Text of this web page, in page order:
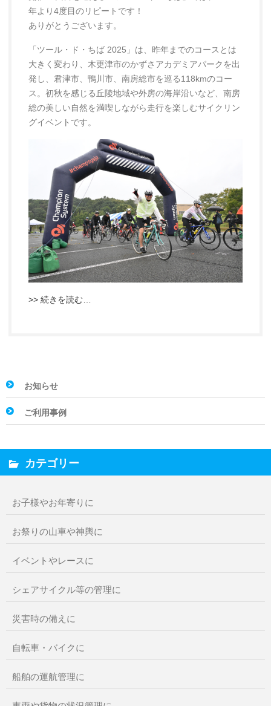
年より4度目のリピートです！
ありがとうございます。
「ツール・ド・ちば 2025」は、昨年までのコースとは
大きく変わり、木更津市のかずさアカデミアパークを出
発し、君津市、鴨川市、南房総市を巡る118kmのコー
ス。初秋を感じる丘陵地域や外房の海岸沿いなど、南房
総の美しい自然を満喫しながら走行を楽しむサイクリン
グイベントです。
>> 続きを読む…
お知らせ
ご利用事例
カテゴリー
お子様やお年寄りに
お祭りの山車や神輿に
イベントやレースに
シェアサイクル等の管理に
災害時の備えに
自転車・バイクに
船舶の運航管理に